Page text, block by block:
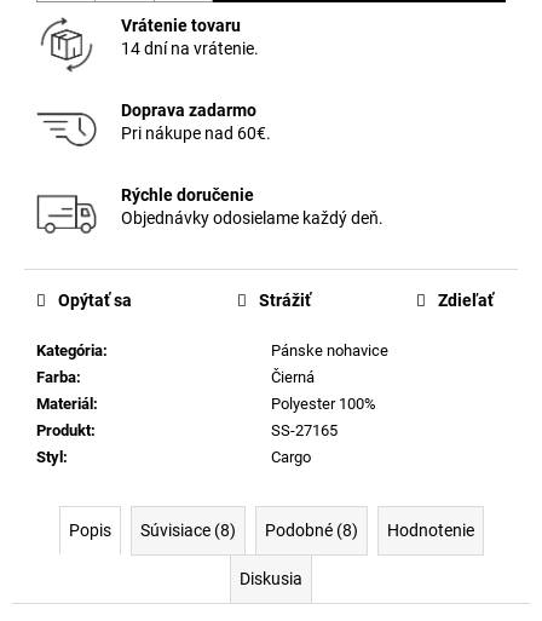
Vrátenie tovaru
14 dní na vrátenie.
Doprava zadarmo
Pri nákupe nad 60€.
Rýchle doručenie
Objednávky odosielame každý deň.
Kategória:
Pánske nohavice
Farba:
Čierná
Materiál :
Polyester 100%
Produkt:
SS-27165
Styl : Cargo
Opýtať sa Strážiť Zdieľať
Popis Súvisiace (8) Podobné (8) Hodnotenie
Diskusia